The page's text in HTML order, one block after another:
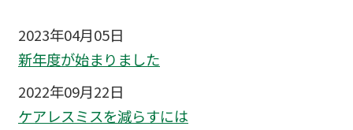
2023年04月05日
新年度が始まりました
2022年09月22日
ケアレスミスを減らすには